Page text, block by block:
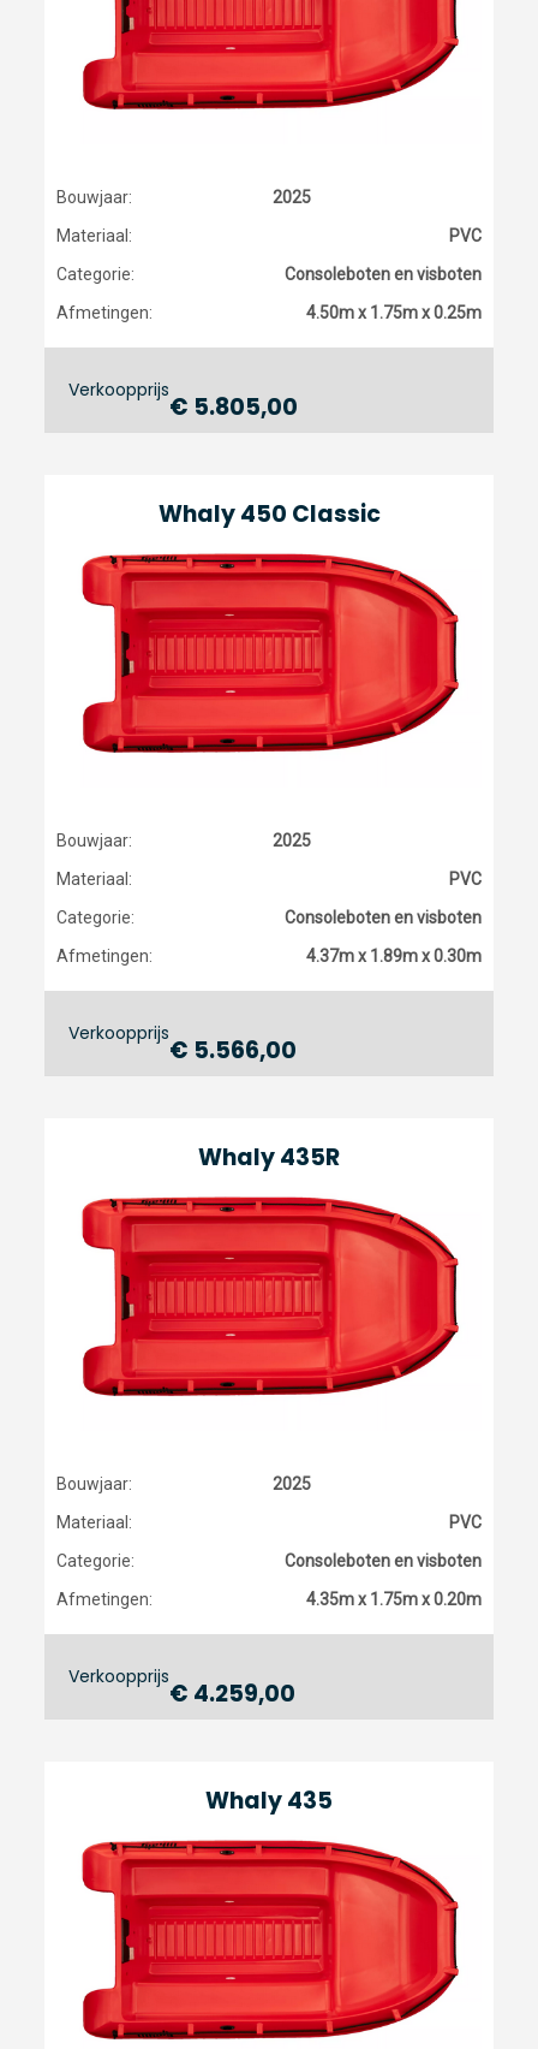
Bouwjaar:
2025
Materiaal:
PVC
Categorie:
Consoleboten en visboten
Afmetingen:
4.50m x 1.75m x 0.25m
Verkoopprijs
€ 5.805,00
Whaly 450 Classic
Bouwjaar:
2025
Materiaal:
PVC
Categorie:
Consoleboten en visboten
Afmetingen:
4.37m x 1.89m x 0.30m
Verkoopprijs
€ 5.566,00
Whaly 435R
Bouwjaar:
2025
Materiaal:
PVC
Categorie:
Consoleboten en visboten
Afmetingen:
4.35m x 1.75m x 0.20m
Verkoopprijs
€ 4.259,00
Whaly 435